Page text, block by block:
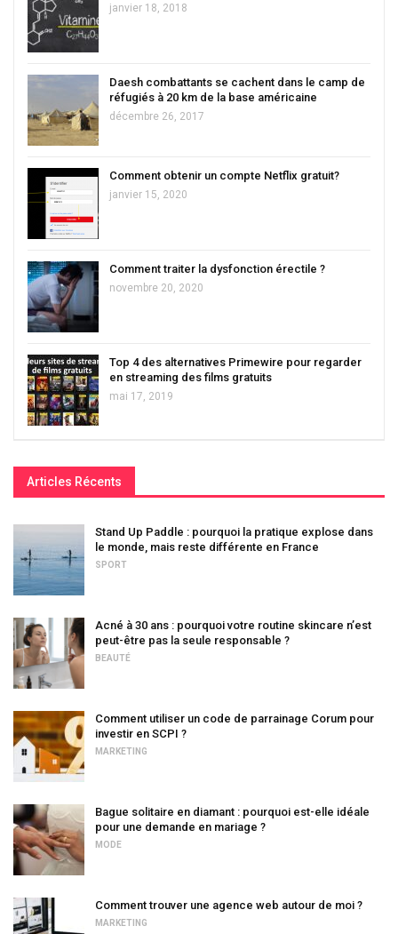
janvier 18, 2018
Daesh combattants se cachent dans le camp de
réfugiés à 20 km de la base américaine
décembre 26, 2017
Comment obtenir un compte Netflix gratuit?
janvier 15, 2020
Comment traiter la dysfonction érectile ?
novembre 20, 2020
Top 4 des alternatives Primewire pour regarder
en streaming des films gratuits
mai 17, 2019
Articles Récents
Stand Up Paddle : pourquoi la pratique explose dans
le monde, mais reste différente en France
SPORT
Acné à 30 ans : pourquoi votre routine skincare n’est
peut-être pas la seule responsable ?
BEAUTÉ
Comment utiliser un code de parrainage Corum pour
investir en SCPI ?
MARKETING
Bague solitaire en diamant : pourquoi est-elle idéale
pour une demande en mariage ?
MODE
Comment trouver une agence web autour de moi ?
MARKETING